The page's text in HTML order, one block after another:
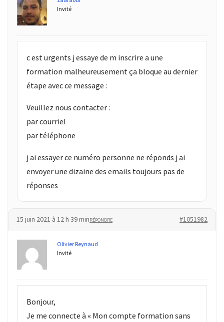
Invité
c est urgents j essaye de m inscrire a une
formation malheureusement ça bloque au dernier
étape avec ce message :
Veuillez nous contacter :
par courriel
par téléphone
j ai essayer ce numéro personne ne réponds j ai
envoyer une dizaine des emails toujours pas de
réponses
15 juin 2021 à 12 h 39 min #1051982
RÉPONDRE
Olivier Reynaud
Invité
Bonjour,
Je me connecte à « Mon compte formation sans